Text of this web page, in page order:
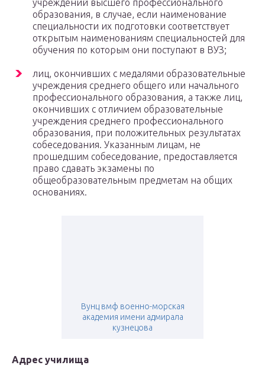
учреждений высшего профессионального
образования, в случае, если наименование
специальности их подготовки соответствует
открытым наименованиям специальностей для
обучения по которым они поступают в ВУЗ;
лиц, окончивших с медалями образовательные
учреждения среднего общего или начального
профессионального образования, а также лиц,
окончивших с отличием образовательные
учреждения среднего профессионального
образования, при положительных результатах
собеседования. Указанным лицам, не
прошедшим собеседование, предоставляется
право сдавать экзамены по
общеобразовательным предметам на общих
основаниях.
Вунц вмф военно-морская
академия имени адмирала
кузнецова
Адрес училища